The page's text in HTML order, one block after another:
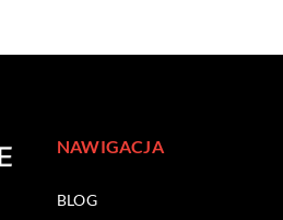
NAWIGACJA
BLOG